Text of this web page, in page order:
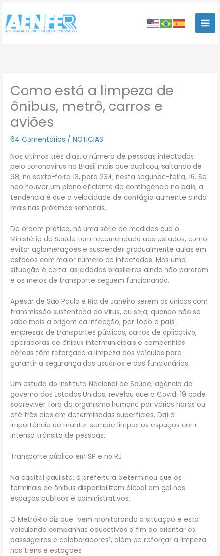
para
conteúdo
Como está a limpeza de
ônibus, metrô, carros e
aviões
64 Comentários /NOTICIAS
Nos últimos três dias, o número de pessoas infectadas
pelo coronavírus no Brasil mais que duplicou, saltando de
98, na sexta-feira 13, para 234, nesta segunda-feira, 16. Se
não houver um plano eficiente de contingência no país, a
tendência é que a velocidade de contágio aumente ainda
mais nas próximas semanas.
De ordem prática, há uma série de medidas que o
Ministério da Saúde tem recomendado aos estados, como
evitar aglomerações e suspender gradualmente aulas em
estados com maior número de infectados. Mas uma
situação é certa: as cidades brasileiras ainda não pararam
e os meios de transporte seguem funcionando.
Apesar de São Paulo e Rio de Janeiro serem os únicos com
transmissão sustentada do vírus, ou seja, quando não se
sabe mais a origem da infecção, por todo o país
empresas de transportes públicos, carros de aplicativo,
operadoras de ônibus intermunicipais e companhias
aéreas têm reforçado a limpeza dos veículos para
garantir a segurança dos usuários e dos funcionários.
Um estudo do Instituto Nacional de Saúde, agência do
governo dos Estados Unidos, revelou que o Covid-19 pode
sobreviver fora do organismo humano por várias horas ou
até três dias em determinadas superfícies. Daí a
importância de manter sempre limpos os espaços com
intenso trânsito de pessoas.
Transporte público em SP e no RJ
Na capital paulista, a prefeitura determinou que os
terminais de ônibus disponibilizem álcool em gel nos
espaços públicos e administrativos.
O MetrôRio diz que “vem monitorando a situação e está
veiculando campanhas educativas a fim de orientar os
passageiros e colaboradores”, além de reforçar a limpeza
nos trens e estações.